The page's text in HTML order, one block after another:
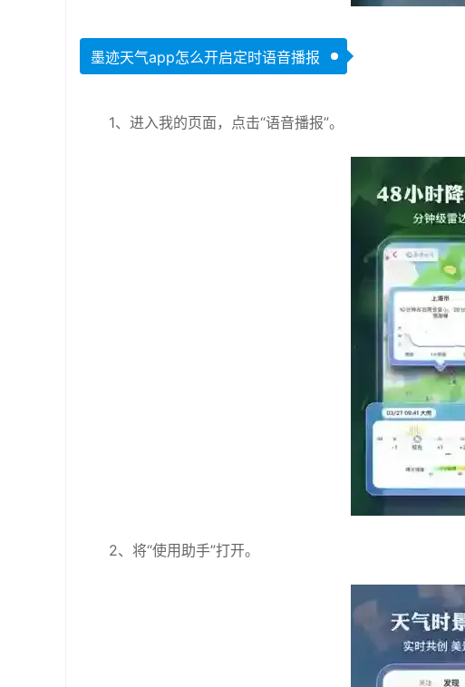
墨迹天气app怎么开启定时语音播报
1、进入我的页面，点击“语音播报”。
2、将“使用助手”打开。